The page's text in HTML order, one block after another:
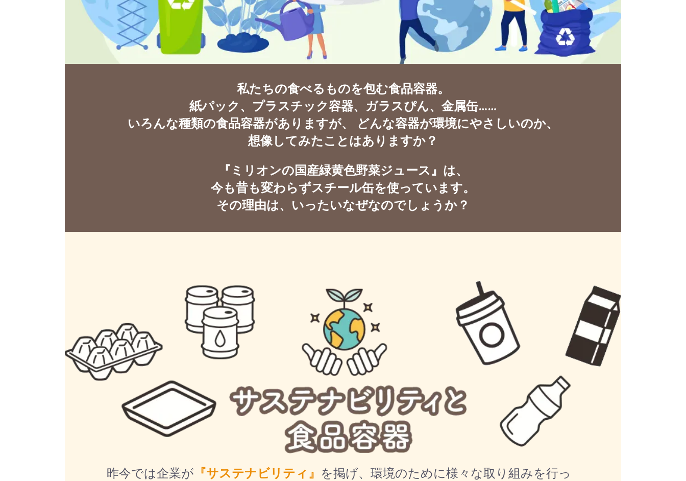
私たちの食べるものを包む食品容器。
紙パック、プラスチック容器、 ガラスぴん、金属缶……
いろんな種類の食品容器がありますが、
どんな容器が環境にやさしいのか、
想像してみたことはありますか？
『ミリオンの国産緑黄色野菜ジュース』は、
今も昔も変わらずスチール缶を使っています。
その理由は、いったいなぜなのでしょうか？
昨今では企業が 『サステナビリティ』 を掲げ、環境のために様々な取り組みを行っ